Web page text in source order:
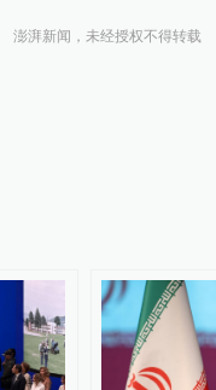
澎湃新闻，未经授权不得转载